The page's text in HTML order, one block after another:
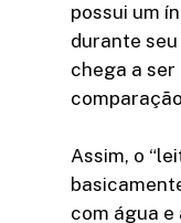
possui um
durante
chega a
Assim, o
com água